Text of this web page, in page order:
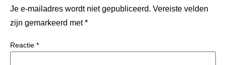
Je e-mailadres wordt niet gepubliceerd. Vereiste velden
zijn gemarkeerd met*
Reactie *